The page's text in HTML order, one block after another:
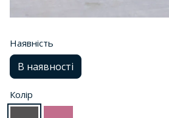
Наявність
В наявності
Колір